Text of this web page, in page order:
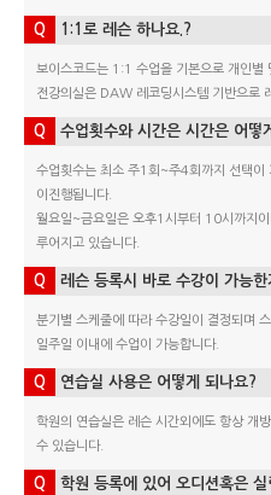
Q 1:1로 레슨 하나요.?
보이스코드는 1:1 수업을 기본으로 개인별
전강의실은 DAW 레코딩시스템 기반으로
Q 수업횟수와 시간은 시간은 어떻
수업횟수는 최소 주1회~주4회까지 선택
이진행됩니다.
월요일~금요일은 오후1시부터 10시까지
루어지고 있습니다.
Q 레슨 등록시 바로 수강이 가능한
분기별 스케줄에 따라 수강일이 결정되며
일주일 이내에 수업이 가능합니다.
Q 연습실 사용은 어떻게 되나요?
학원의 연습실은 레슨 시간외에도 항상 개
수 있습니다.
Q 학원 등록에 있어 오디션혹은